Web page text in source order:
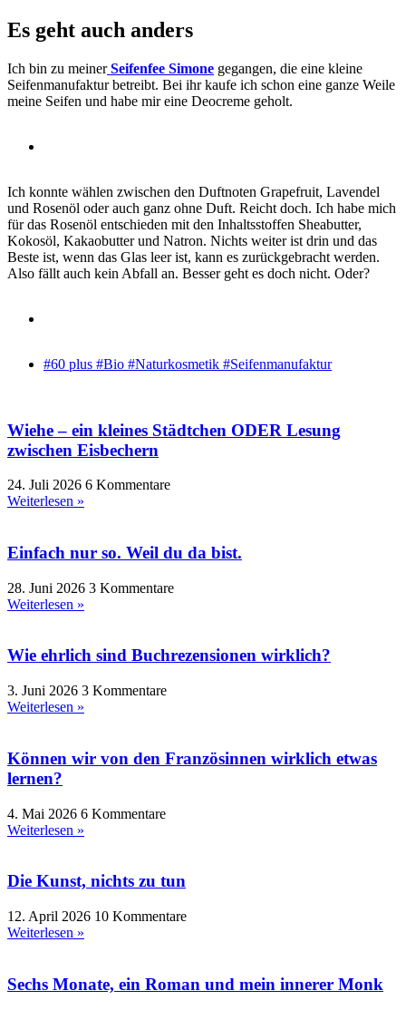
Es geht auch anders
Ich bin zu meinerSeifenfee Simone gegangen, die eine kleine
Seifenmanufaktur betreibt. Bei ihr kaufe ich schon eine ganze Weile
meine Seifen und habe mir eine Deocreme geholt.
Ich konnte wählen zwischen den Duftnoten Grapefruit, Lavendel
und Rosenöl oder auch ganz ohne Duft. Reicht doch. Ich habe mich
für das Rosenöl entschieden mit den Inhaltsstoffen Sheabutter,
Kokosöl, Kakaobutter und Natron. Nichts weiter ist drin und das
Beste ist, wenn das Glas leer ist, kann es zurückgebracht werden.
Also fällt auch kein Abfall an. Besser geht es doch nicht. Oder?
#60 plus #Bio #Naturkosmetik #Seifenmanufaktur
Wiehe – ein kleines Städtchen ODER Lesung
zwischen Eisbechern
24. Juli 2026 6 Kommentare
Weiterlesen »
Einfach nur so. Weil du da bist.
28. Juni 2026 3 Kommentare
Weiterlesen »
Wie ehrlich sind Buchrezensionen wirklich?
3. Juni 2026 3 Kommentare
Weiterlesen »
Können wir von den Französinnen wirklich etwas
lernen?
4. Mai 2026 6 Kommentare
Weiterlesen »
Die Kunst, nichts zu tun
12. April 2026 10 Kommentare
Weiterlesen »
Sechs Monate, ein Roman und mein innerer Monk